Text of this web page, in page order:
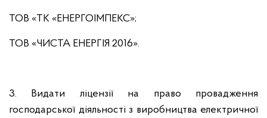
ТОВ «ТК «ЕНЕРГОІМПЕКС»;
ТОВ «ЧИСТА ЕНЕРГІЯ 2016».
3. Видати ліцензії на право провадження
господарської діяльності з виробництва електричної